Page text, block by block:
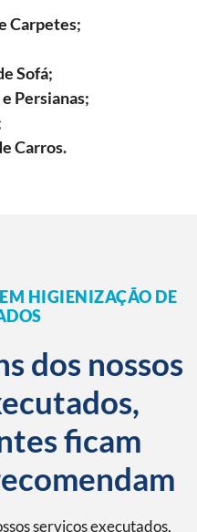
Carpetes;
Sofá;
Persianas;
Carros.
HIGIENIZAÇÃO DE
dos nossos
ficam
serviços executados,